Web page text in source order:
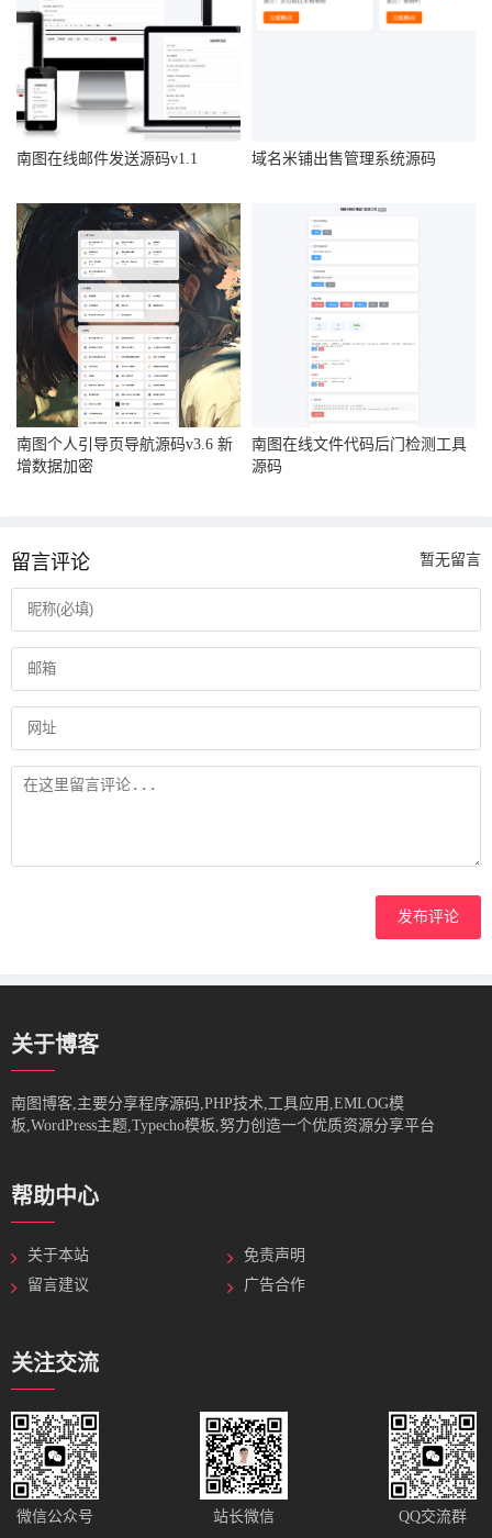
南图在线邮件发送源码v1.1 域名米铺出售管理系统源码
南图个人引导页导航源码v3.6 新
增数据加密
南图在线文件代码后门检测工具
源码
留言评论 暂无留言
发布评论
关于博客
南图博客,主要分享程序源码,PHP技术,工具应用,EMLOG模
板,WordPress主题,Typecho模板,努力创造一个优质资源分享平台
帮助中心
关于本站
免责声明
留言建议
广告合作
关注交流
微信公众号 站长微信 QQ交流群